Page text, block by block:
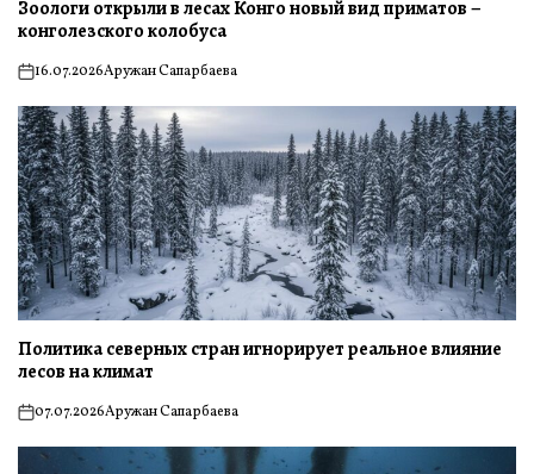
Зоологи открыли в лесах Конго новый вид приматов –
конголезского колобуса
on16.07.2026Аружан Сапарбаева
Политика северных стран игнорирует реальное влияние
лесов на климат
on07.07.2026Аружан Сапарбаева